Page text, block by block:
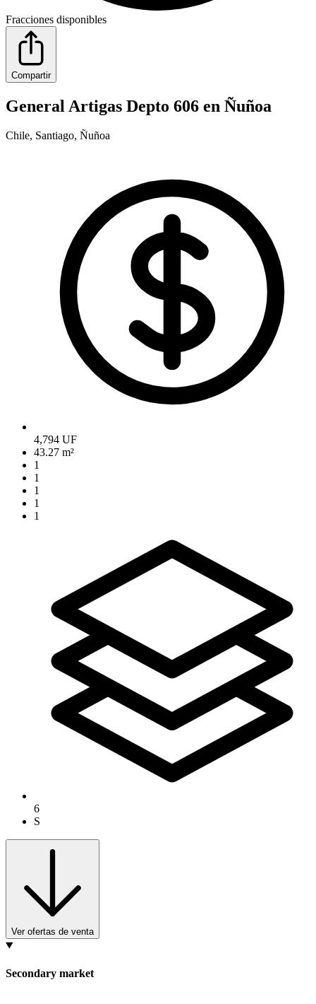
Fracciones disponibles
Compartir
General Artigas Depto 606 en Ñuñoa
Chile, Santiago, Ñuñoa
4,794 UF
43.27 m²
1
1
1
1
1
6
S
Ver ofertas de venta
Secondary market